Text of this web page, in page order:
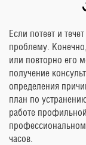
Если потеет и
проблему.
или повторно его
получение
определения
план по
работе
часов.